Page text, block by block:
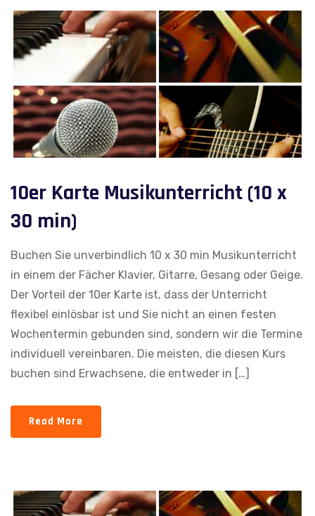
10er Karte Musikunterricht (10 x
30 min)
Buchen Sie unverbindlich 10 x 30 min Musikunterricht
in einem der Fächer Klavier, Gitarre, Gesang oder Geige.
Der Vorteil der 10er Karte ist, dass der Unterricht
flexibel einlösbar ist und Sie nicht an einen festen
Wochentermin gebunden sind, sondern wir die Termine
individuell vereinbaren. Die meisten, die diesen Kurs
buchen sind Erwachsene, die entweder in […]
Read More